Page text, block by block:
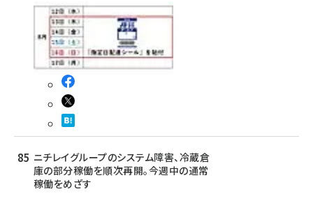
ニチレイグループのシステム障害、冷蔵倉
庫の部分稼働を順次再開。今週中の通常
稼働をめざす